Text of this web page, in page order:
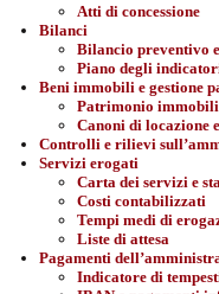
Atti di concessione
Bilanci
Bilancio preventivo
Piano degli
Beni immobili e gestione
Patrimonio
Canoni di locazione
Controlli e rilievi
Servizi erogati
Carta dei servizi e
Costi contabilizzati
Tempi medi di
Liste di attesa
Pagamenti
Indicatore di